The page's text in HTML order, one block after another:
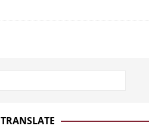
TRANSLATE